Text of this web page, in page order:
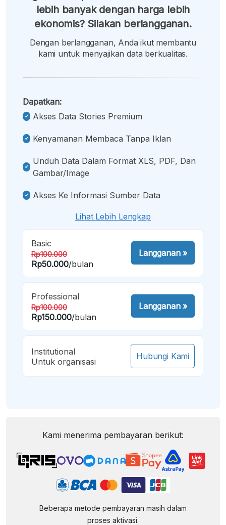
lebih banyak dengan harga lebih
ekonomis? Silakan berlangganan.
Dengan berlangganan, Anda ikut membantu
kami untuk menyajikan data berkualitas.
Dapatkan:
Akses Data Stories Premium
Kenyamanan Membaca Tanpa Iklan
Unduh Data Dalam Format XLS, PDF, Dan
Gambar/image
Akses Ke Informasi Sumber Data
Lihat Lebih Lengkap
Basic
Rp100.000
Rp50.000/bulan
Langganan»
Professional
Rp100.000
Rp150.000/bulan
Langganan»
Institutional
Untuk organisasi
Hubungi Kami
Kami menerima pembayaran berikut:
Beberapa metode pembayaran masih dalam
proses aktivasi.